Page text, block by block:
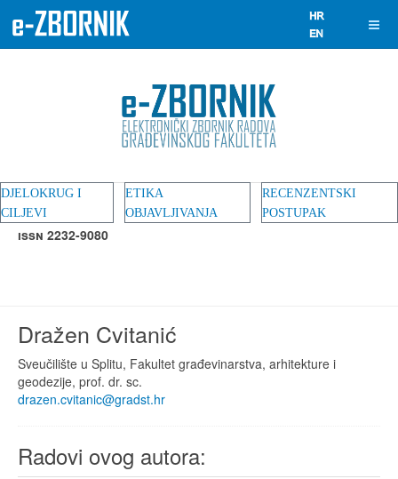
DJELOKRUG I
CILJEVI
ETIKA
OBJAVLJIVANJA
RECENZENTSKI
POSTUPAK
ISSN 2232-9080
Dražen Cvitanić
Sveučilište u Splitu, Fakultet građevinarstva, arhitekture i
geodezije, prof. dr. sc.
drazen.cvitanic@gradst.hr
Radovi ovog autora: